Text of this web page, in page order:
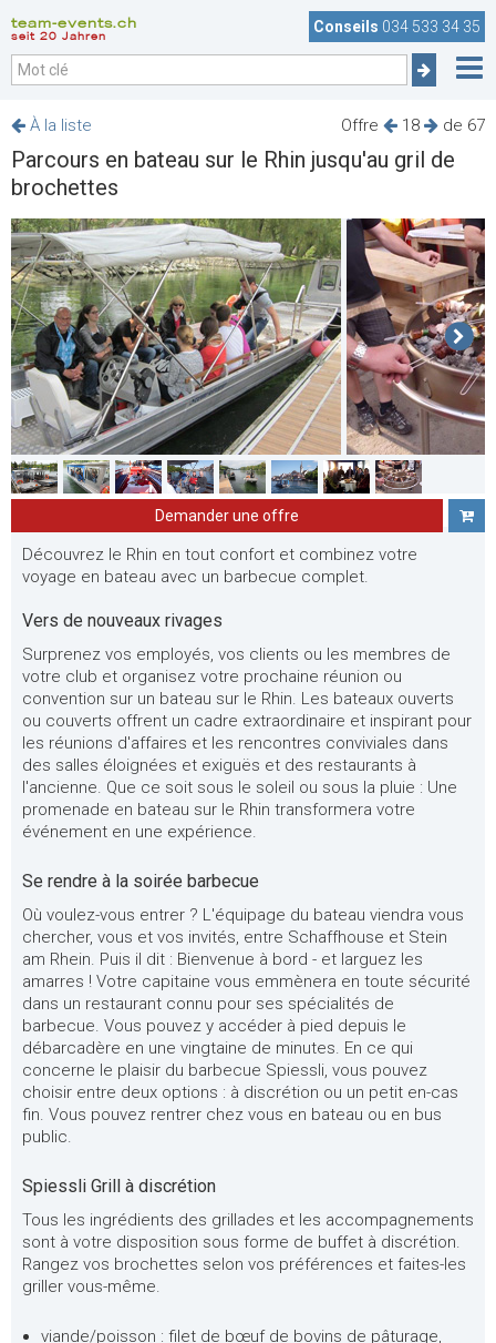
team-events.ch
seit 20 Jahren
Conseils 034 533 34 35
Offre 18 de 67
À la liste
Parcours en bateau sur le Rhin jusqu'au gril de
brochettes
Demander une offre
Découvrez le Rhin en tout confort et combinez votre
voyage en bateau avec un barbecue complet.
Vers de nouveaux rivages
Surprenez vos employés, vos clients ou les membres de
votre club et organisez votre prochaine réunion ou
convention sur un bateau sur le Rhin. Les bateaux ouverts
ou couverts offrent un cadre extraordinaire et inspirant pour
les réunions d'affaires et les rencontres conviviales dans
des salles éloignées et exiguës et des restaurants à
l'ancienne. Que ce soit sous le soleil ou sous la pluie : Une
promenade en bateau sur le Rhin transformera votre
événement en une expérience.
Se rendre à la soirée barbecue
Où voulez-vous entrer ? L'équipage du bateau viendra vous
chercher, vous et vos invités, entre Schaffhouse et Stein
am Rhein. Puis il dit : Bienvenue à bord - et larguez les
amarres ! Votre capitaine vous emmènera en toute sécurité
dans un restaurant connu pour ses spécialités de
barbecue. Vous pouvez y accéder à pied depuis le
débarcadère en une vingtaine de minutes. En ce qui
concerne le plaisir du barbecue Spiessli, vous pouvez
choisir entre deux options : à discrétion ou un petit en-cas
fin. Vous pouvez rentrer chez vous en bateau ou en bus
public.
Spiessli Grill à discrétion
Tous les ingrédients des grillades et les accompagnements
sont à votre disposition sous forme de buffet à discrétion.
Rangez vos brochettes selon vos préférences et faites-les
griller vous-même.
viande/poisson : filet de bœuf de bovins de pâturage,